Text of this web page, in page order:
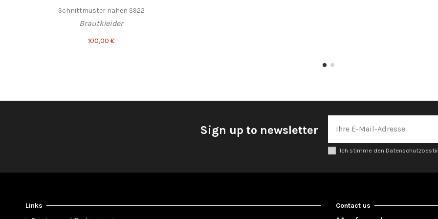
Schnittmuster nähen S922
Brautkleider
100,00 €
Sign up to newsletter
Ich stimme den
Links Contact us